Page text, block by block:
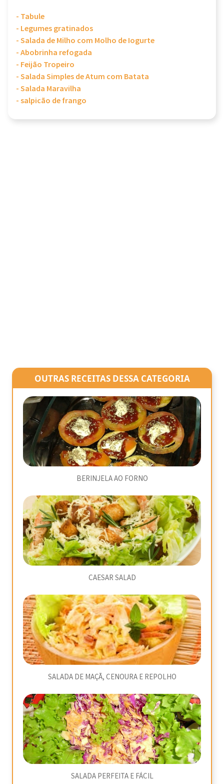
- Tabule
- Legumes gratinados
- Salada de Milho com Molho de Iogurte
- Abobrinha refogada
- Feijão Tropeiro
- Salada Simples de Atum com Batata
- Salada Maravilha
- salpicão de frango
OUTRAS RECEITAS DESSA CATEGORIA
BERINJELA AO FORNO
CAESAR SALAD
SALADA DE MAÇÃ, CENOURA E REPOLHO
SALADA PERFEITA E FÁCIL